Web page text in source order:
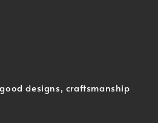
designs, craftsmanship